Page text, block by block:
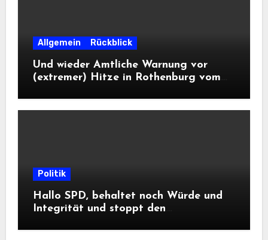
Allgemein Rückblick
Und wieder Amtliche Warnung vor
(extremer) Hitze in Rothenburg vom
Politik
Hallo SPD, behaltet noch Würde und
Integrität und stoppt den
Informationsfreiheit!